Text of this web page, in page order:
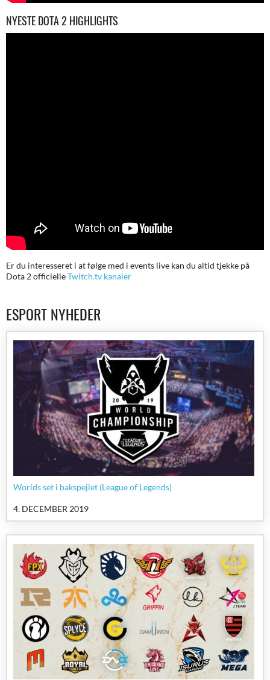
NYESTE DOTA 2 HIGHLIGHTS
Er du interesseret i at følge med i events live kan du altid tjekke på
Dota 2 officielleTwitch.tv kanaler
ESPORT NYHEDER
Worlds set i bakspejlet (League of Legends)
4. DECEMBER 2019